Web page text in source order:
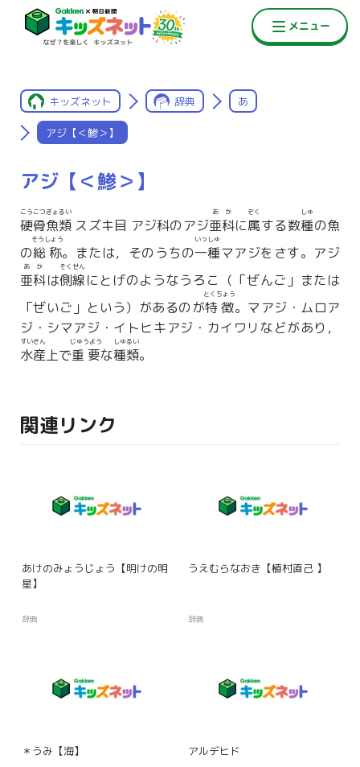
キッズネット 辞典 あ
アジ【＜鯵＞】
アジ【＜鯵＞】
硬骨魚類
こうこつぎょるい
スズキ目 アジ科のアジ亜科
あか
に属
ぞく
する数種
しゅ
の魚
の総称
そうしょう
。または，そのうちの一種
いっしゅ
マアジをさす。アジ
亜科
あか
は側線
そくせん
にとげのようなうろこ（「ぜんご」または
「ぜいご」という）があるのが特徴
とくちょう
。マアジ・ムロア
ジ・シマアジ・イトヒキアジ・カイワリなどがあり，
水産
すいさん
上で重要
じゅうよう
な種類
しゅるい
。
関連リンク
あけのみょうじょう【明けの明
星】
辞典
うえむらなおき【植村直己 】
辞典
＊うみ【海】 アルデヒド